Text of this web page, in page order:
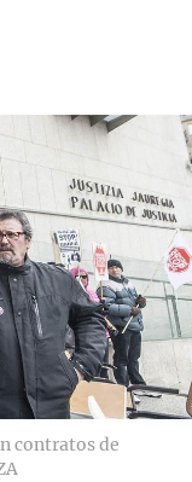
contratos de